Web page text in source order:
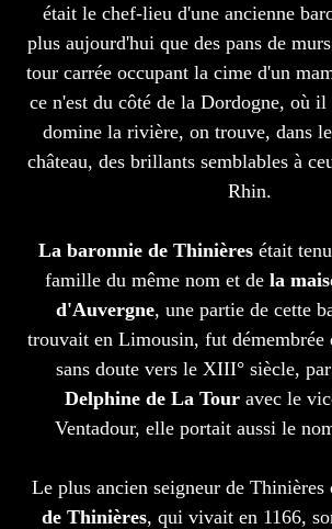
était le chef-lieu d'une ancienne
plus aujourd'hui que des pans de
tour carrée occupant la cime d'un
ce n'est du côté de la Dordogne, où il
domine la rivière, on trouve, dans
château, des brillants semblables à
Rhin.
La baronnie de Thinièresétait
famille du même nom et de la
d'Auvergne, une partie de cette
trouvait en Limousin, fut démembrée
sans doute vers le XIII° siècle,
Delphine de La Touravec le
Ventadour, elle portait aussi le
Le plus ancien seigneur de Thinières
de Thinières, qui vivait en 1166,